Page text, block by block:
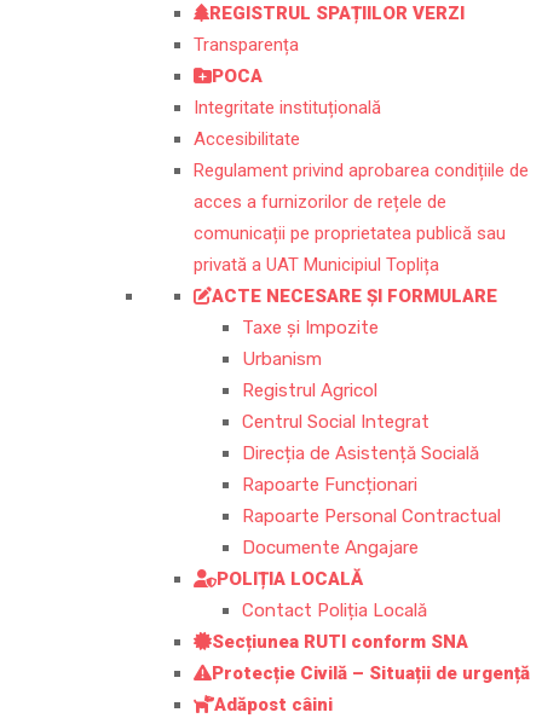
REGISTRUL SPAȚIILOR VERZI
Transparența
POCA
Integritate instituțională
Accesibilitate
Regulament privind aprobarea condițiile de
acces a furnizorilor de rețele de
comunicații pe proprietatea publică sau
privată a UAT Municipiul Toplița
ACTE NECESARE ȘI FORMULARE
Taxe și Impozite
Urbanism
Registrul Agricol
Centrul Social Integrat
Direcția de Asistență Socială
Rapoarte Funcționari
Rapoarte Personal Contractual
Documente Angajare
POLIȚIA LOCALĂ
Contact Poliția Locală
Secțiunea RUTI conform SNA
Protecție Civilă – Situații de urgență
Adăpost câini